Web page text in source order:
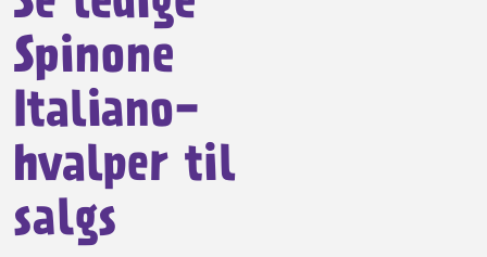
Spinone
Italiano-
hvalper til
salgs